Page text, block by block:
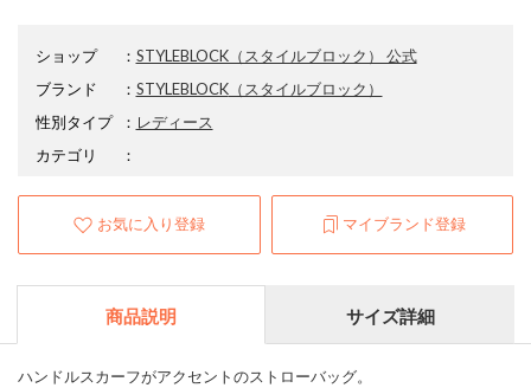
ショップ ： STYLEBLOCK（スタイルブロック） 公式
ブランド
： STYLEBLOCK（スタイルブロック）
性別タイプ
： レディース
カテゴリ
：
お気に入り登録 マイブランド登録
商品説明 サイズ詳細
ハンドルスカーフがアクセントのストローバッグ。